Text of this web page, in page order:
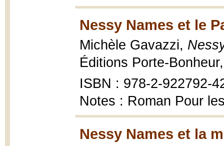
Nessy Names et le
Michèle Gavazzi,
Éditions Porte-
ISBN : 978-2-922792-
Notes : Roman Pour
Nessy Names et la